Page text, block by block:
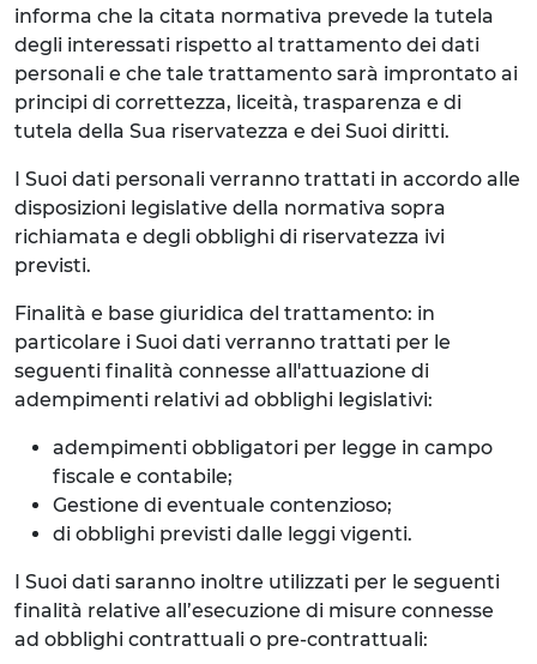
informa che la citata normativa prevede la tutela
degli interessati rispetto al trattamento dei dati
personali e che tale trattamento sarà improntato ai
principi di correttezza, liceità, trasparenza e di
tutela della Sua riservatezza e dei Suoi diritti.
I Suoi dati personali verranno trattati in accordo alle
disposizioni legislative della normativa sopra
richiamata e degli obblighi di riservatezza ivi
previsti.
Finalità e base giuridica del trattamento: in
particolare i Suoi dati verranno trattati per le
seguenti finalità connesse all'attuazione di
adempimenti relativi ad obblighi legislativi:
adempimenti obbligatori per legge in campo
fiscale e contabile;
Gestione di eventuale contenzioso;
di obblighi previsti dalle leggi vigenti.
I Suoi dati saranno inoltre utilizzati per le seguenti
finalità relative all’esecuzione di misure connesse
ad obblighi contrattuali o pre-contrattuali: